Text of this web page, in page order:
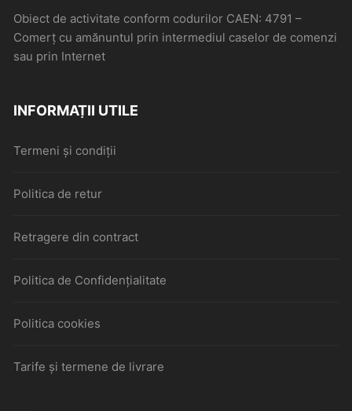
Obiect de activitate conform codurilor CAEN: 4791 –
Comerţ cu amănuntul prin intermediul caselor de comenzi
sau prin Internet
INFORMAȚII UTILE
Termeni și condiții
Politica de retur
Retragere din contract
Politica de Confidențialitate
Politica cookies
Tarife și termene de livrare